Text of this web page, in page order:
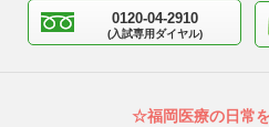
0120-04-2910
(入試専用ダイヤル)
☆福岡医療の日常